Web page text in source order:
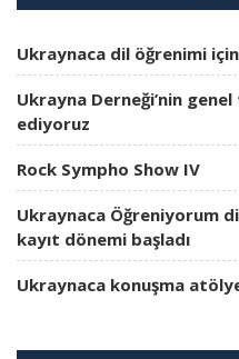
Ukraynaca dil öğrenimi için
Ukrayna Derneği’nin
ediyoruz
Rock Sympho Show IV
Ukraynaca Öğreniyorum
kayıt dönemi başladı
Ukraynaca konuşma